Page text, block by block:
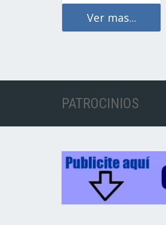
Ver mas...
PATROCINIOS